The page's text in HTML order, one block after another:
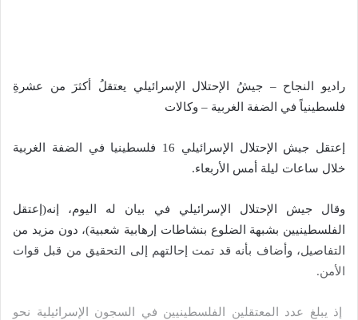
راديو النجاح – جيشُ الإحتلال الإسرائيلي يعتقلُ أكثرَ من عشرةِ
فلسطينياً في الضفة الغربية – وكالات
إعتقل جيش الإحتلال الإسرائيلي 16 فلسطينيا في الضفة الغربية
خلال ساعات ليلة أمس الأربعاء.
وقال جيش الإحتلال الإسرائيلي في بيان له اليوم، إنه(إعتقل
الفلسطينيين بشبهة الضلوع بنشاطات إرهابية شعبية)، دون مزيد من
التفاصيل، وأضاف بأنه قد تمت إحالتهم إلى التحقيق من قبل قوات
الأمن.
إذ يبلغ عدد المعتقلين الفلسطينيين في السجون الإسرائيلية نحو